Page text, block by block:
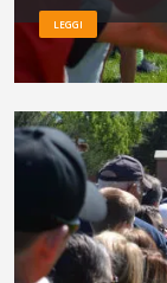
LEGGI